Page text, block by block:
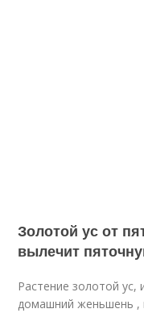
Золотой ус от
вылечит
Растение золотой ус,
домашний женьшень ,